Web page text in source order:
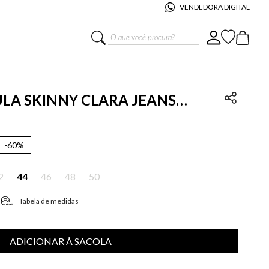
VENDEDORA DIGITAL
O que você procura?
SKINNY CLARA JEANS
-60%
44 46 48 50
Tabela de medidas
ADICIONAR À SACOLA